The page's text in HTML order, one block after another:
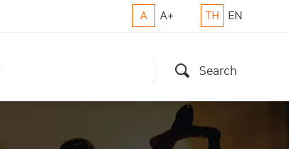
A A+ TH EN
Search